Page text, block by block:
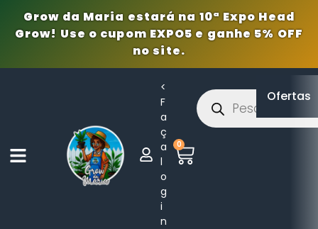
Grow da Maria estará na 10ª Expo Head
Grow! Use o cupom EXPO5 e ganhe 5% OFF
no site.
<
F
a
ç
a
l
o
g
i
n
0
Ofertas